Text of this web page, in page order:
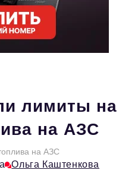
лимиты на
на АЗС
на АЗС
Ольга Каштенкова